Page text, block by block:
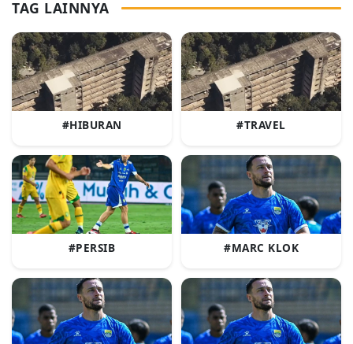
TAG LAINNYA
#HIBURAN #TRAVEL
#PERSIB #MARC KLOK